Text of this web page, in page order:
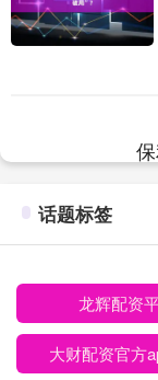
话题标签
龙辉配资
大财配资官方